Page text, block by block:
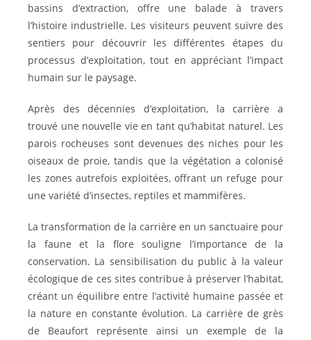
bassins d’extraction, offre une balade à travers
l’histoire industrielle. Les visiteurs peuvent suivre des
sentiers pour découvrir les différentes étapes du
processus d’exploitation, tout en appréciant l’impact
humain sur le paysage.
Après des décennies d’exploitation, la carrière a
trouvé une nouvelle vie en tant qu’habitat naturel. Les
parois rocheuses sont devenues des niches pour les
oiseaux de proie, tandis que la végétation a colonisé
les zones autrefois exploitées, offrant un refuge pour
une variété d’insectes, reptiles et mammifères.
La transformation de la carrière en un sanctuaire pour
la faune et la flore souligne l’importance de la
conservation. La sensibilisation du public à la valeur
écologique de ces sites contribue à préserver l’habitat,
créant un équilibre entre l’activité humaine passée et
la nature en constante évolution. La carrière de grès
de Beaufort représente ainsi un exemple de la